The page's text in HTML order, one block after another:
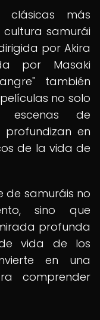
clásicas más
samurái
por Akira
por Masaki
también
no solo
escenas de
en
de la vida de
de samuráis no
sino que
profunda
vida de los
en una
comprender